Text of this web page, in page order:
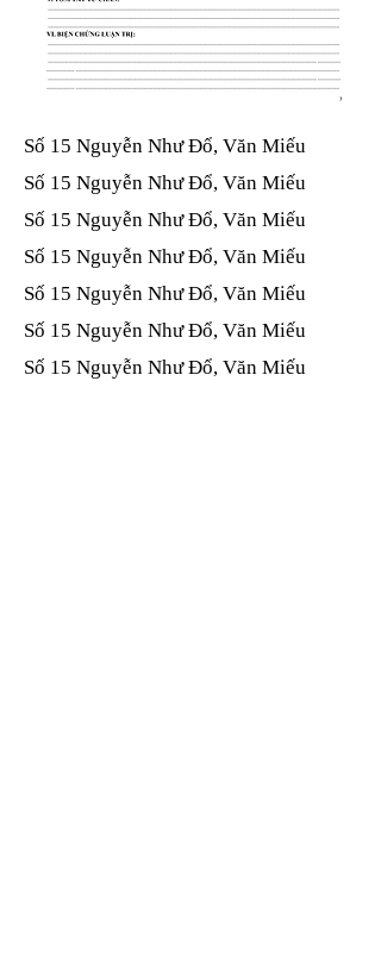
Số 15 Nguyễn Như Đổ, Văn Miếu​​​​
Số 15 Nguyễn Như Đổ, Văn Miếu​​​​
Số 15 Nguyễn Như Đổ, Văn Miếu​​​​
Số 15 Nguyễn Như Đổ, Văn Miếu​​​​
Số 15 Nguyễn Như Đổ, Văn Miếu​​​​
Số 15 Nguyễn Như Đổ, Văn Miếu​​​​
Số 15 Nguyễn Như Đổ, Văn Miếu​​​​